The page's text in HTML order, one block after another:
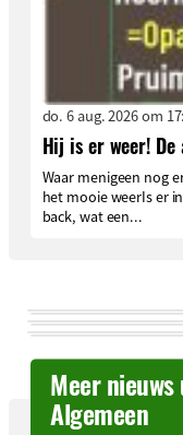
do. 6 aug. 2026 om
Hij is er weer! De
Waar menigeen nog
het mooie weerIs er
back, wat een...
Meer
Algemeen